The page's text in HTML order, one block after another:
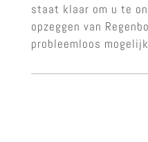
staat klaar om u te
opzeggen van
probleemloos